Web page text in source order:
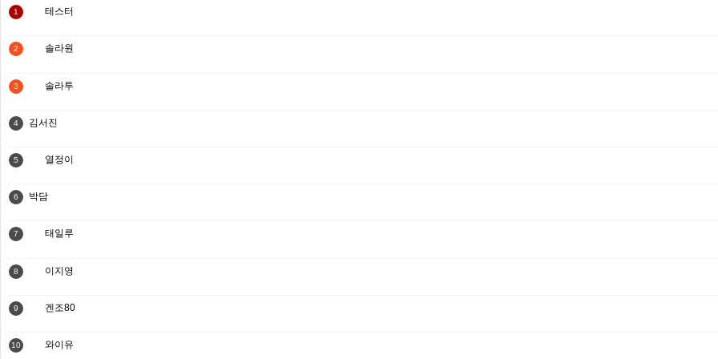
1
테스터
2
솔라원
3
솔라투
4
김서진
5
열정이
6
박담
7
태일루
8
이지영
9
겐조80
10
와이유